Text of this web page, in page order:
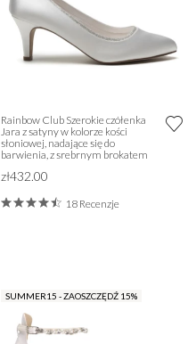
Rainbow Club Szerokie czółenka
Jara z satyny w kolorze kości
słoniowej, nadające się do
barwienia, z srebrnym brokatem
zł432.00
18 Recenzje
SUMMER15 - ZAOSZCZĘDŹ 15%